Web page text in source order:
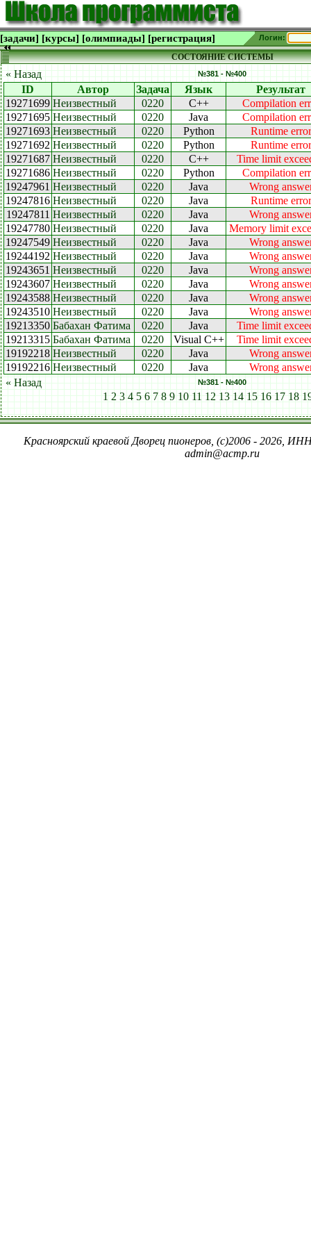
[задачи] [курсы] [олимпиады] [регистрация] Логин:
СОСТОЯНИЕ СИСТЕМЫ
« Назад №381 - №400
ID Автор Задача Язык
Результат
19271699 Неизвестный 0220 C++
Compilation
19271695 Неизвестный 0220 Java
Compilation
19271693 Неизвестный 0220 Python
Runtime error
19271692 Неизвестный 0220 Python
Runtime error
19271687 Неизвестный 0220 C++
Time limit
19271686 Неизвестный 0220 Python
Compilation
19247961 Неизвестный 0220 Java
Wrong
19247816 Неизвестный 0220 Java
Runtime error
19247811 Неизвестный 0220 Java
Wrong
19247780 Неизвестный 0220 Java
Memory limit
19247549 Неизвестный 0220 Java
Wrong
19244192 Неизвестный 0220 Java
Wrong
19243651 Неизвестный 0220 Java
Wrong
19243607 Неизвестный 0220 Java
Wrong
19243588 Неизвестный 0220 Java
Wrong
19243510 Неизвестный 0220 Java
Wrong
19213350 Бабахан Фатима 0220 Java
Time limit
19213315 Бабахан Фатима 0220 Visual C++
Time limit
19192218 Неизвестный 0220 Java
Wrong
19192216 Неизвестный 0220 Java
Wrong
« Назад
№381 - №400
1 2 3 4 5 6 7 8 9 10 11 12 13 14 15 16 17 18
Красноярский краевой Дворец пионеров, (c)2006 - 2026,
admin@acmp.ru